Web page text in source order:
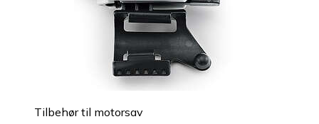
Tilbehør til motorsav